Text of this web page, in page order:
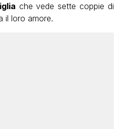
che vede sette coppie di
il loro amore.